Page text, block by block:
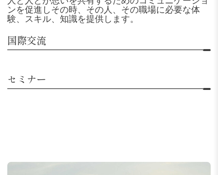
ンを促進しその時、その人、その職場に必要な体
験、スキル、知識を提供します。
国際交流
セミナー